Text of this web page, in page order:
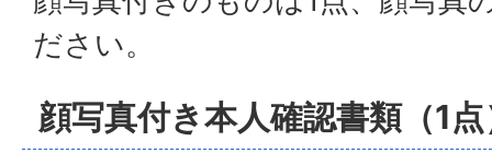
ださい。
顔写真付き本人確認書類（1